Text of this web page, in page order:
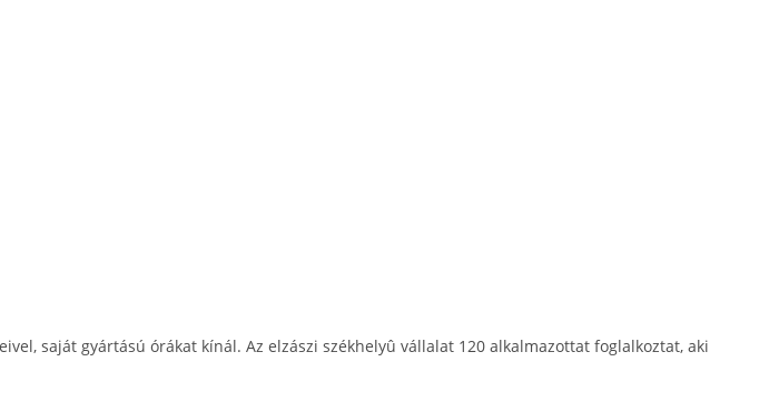
saját gyártású órákat kínál. Az elzászi székhelyû vállalat 120 alkalmazottat foglalkoztat, aki